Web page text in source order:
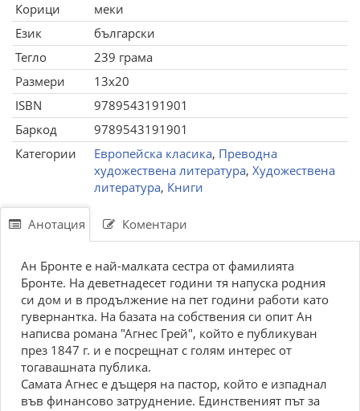
Корици
меки
Език
български
Тегло
239 грама
Размери
13x20
ISBN
9789543191901
Баркод
9789543191901
Категории
Европейска класика, Преводна
художествена литература, Художествена
литература, Книги
Анотация Коментари
Ан Бронте е най-малката сестра от фамилията
Бронте. На деветнадесет години тя напуска родния
си дом и в продължение на пет години работи като
гувернантка. На базата на собствения си опит Ан
написва романа "Агнес Грей", който е публикуван
през 1847 г. и е посрещнат с голям интерес от
тогавашната публика.
Самата Агнес е дъщеря на пастор, който е изпаднал
във финансово затруднение. Единственият път за